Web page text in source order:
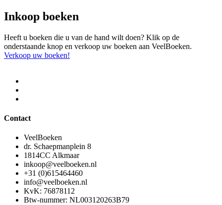
Inkoop boeken
Heeft u boeken die u van de hand wilt doen? Klik op de
onderstaande knop en verkoop uw boeken aan VeelBoeken.
Verkoop uw boeken!
Contact
VeelBoeken
dr. Schaepmanplein 8
1814CC Alkmaar
inkoop@veelboeken.nl
+31 (0)615464460
info@veelboeken.nl
KvK: 76878112
Btw-nummer: NL003120263B79